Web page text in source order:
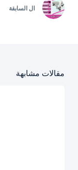
ال السابقة
مقالات مشابهة